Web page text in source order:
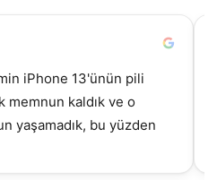
iPhone 13'ünün pili
kaldık ve o
yaşamadık, bu yüzden